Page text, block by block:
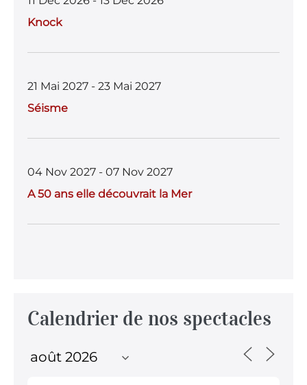
Knock
21 Mai 2027 - 23 Mai 2027
Séisme
04 Nov 2027 - 07 Nov 2027
A 50 ans elle découvrait la Mer
Calendrier de nos spectacles